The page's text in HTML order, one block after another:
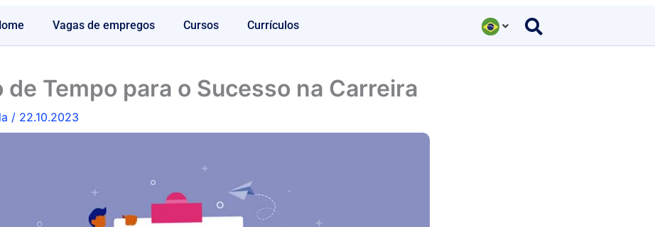
Vagas de empregos Cursos Currículos
de Tempo para o Sucesso na Carreira
/ 22.10.2023